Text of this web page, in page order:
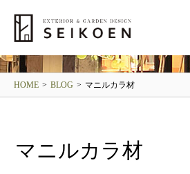
HOME > BLOG > マニルカラ材
マニルカラ材